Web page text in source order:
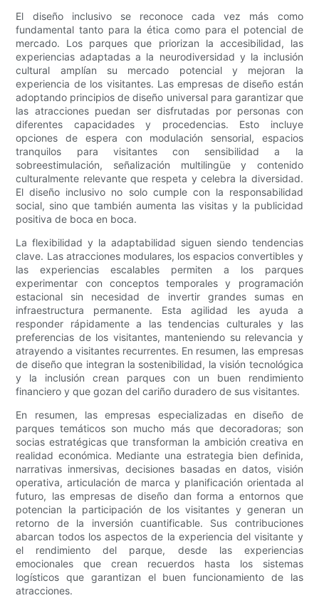
El diseño inclusivo se reconoce cada vez más como
fundamental tanto para la ética como para el potencial de
mercado. Los parques que priorizan la accesibilidad, las
experiencias adaptadas a la neurodiversidad y la inclusión
cultural amplían su mercado potencial y mejoran la
experiencia de los visitantes. Las empresas de diseño están
adoptando principios de diseño universal para garantizar que
las atracciones puedan ser disfrutadas por personas con
diferentes capacidades y procedencias. Esto incluye
opciones de espera con modulación sensorial, espacios
tranquilos para visitantes con sensibilidad a la
sobreestimulación, señalización multilingüe y contenido
culturalmente relevante que respeta y celebra la diversidad.
El diseño inclusivo no solo cumple con la responsabilidad
social, sino que también aumenta las visitas y la publicidad
positiva de boca en boca.
La flexibilidad y la adaptabilidad siguen siendo tendencias
clave. Las atracciones modulares, los espacios convertibles y
las experiencias escalables permiten a los parques
experimentar con conceptos temporales y programación
estacional sin necesidad de invertir grandes sumas en
infraestructura permanente. Esta agilidad les ayuda a
responder rápidamente a las tendencias culturales y las
preferencias de los visitantes, manteniendo su relevancia y
atrayendo a visitantes recurrentes. En resumen, las empresas
de diseño que integran la sostenibilidad, la visión tecnológica
y la inclusión crean parques con un buen rendimiento
financiero y que gozan del cariño duradero de sus visitantes.
En resumen, las empresas especializadas en diseño de
parques temáticos son mucho más que decoradoras; son
socias estratégicas que transforman la ambición creativa en
realidad económica. Mediante una estrategia bien definida,
narrativas inmersivas, decisiones basadas en datos, visión
operativa, articulación de marca y planificación orientada al
futuro, las empresas de diseño dan forma a entornos que
potencian la participación de los visitantes y generan un
retorno de la inversión cuantificable. Sus contribuciones
abarcan todos los aspectos de la experiencia del visitante y
el rendimiento del parque, desde las experiencias
emocionales que crean recuerdos hasta los sistemas
logísticos que garantizan el buen funcionamiento de las
atracciones.